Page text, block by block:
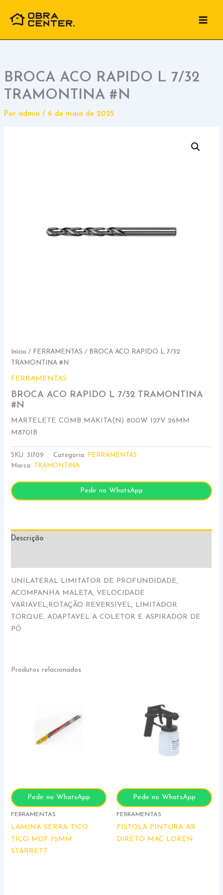
para
conteúdo
BROCA ACO RAPIDO L 7/32
TRAMONTINA #N
Por admin / 6 de maio de 2025
Início / FERRAMENTAS / BROCA ACO RAPIDO L 7/32
TRAMONTINA #N
FERRAMENTAS
BROCA ACO RAPIDO L 7/32 TRAMONTINA
#N
MARTELETE COMB MAKITA(N) 800W 127V 26MM
M8701B
SKU: 31709 Categoria:
FERRAMENTAS
Marca:
TRAMONTINA
Pedir no WhatsApp
Descrição
UNILATERAL LIMITATOR DE PROFUNDIDADE,
ACOMPANHA MALETA, VELOCIDADE
VARIAVEL,ROTAÇÃO REVERSIVEL, LIMITADOR
TORQUE, ADAPTAVEL A COLETOR E ASPIRADOR DE
PÓ
Produtos relacionados
Pedir no WhatsApp
FERRAMENTAS
LAMINA SERRA TICO
TICO MDF 75MM
STARRETT
Pedir no WhatsApp
FERRAMENTAS
PISTOLA PINTURA AR
DIRETO MAC LOREN